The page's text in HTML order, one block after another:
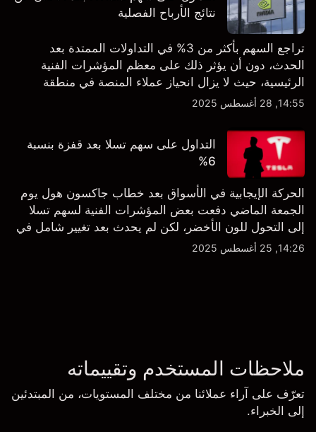
نتائج الأرباح الفصلية
تراجع السهم بأكثر من 3% في التداولات الممتدة بعد
الحدث، دون أن يؤثر ذلك على معظم المؤشرات الفنية
الرئيسية، حيث لا يزال انحياز عملاء المنصة في منطقة
الشراء المفرط.
14:55, 28 أغسطس 2025
التداول على سهم تسلا بعد قفزة بنسبة
6%
الحركة الإيجابية في الأسواق بعد خطاب جاكسون هول يوم
الجمعة الماضي دفعت بعض المؤشرات الفنية لسهم تسلا
إلى التحول للون الأخضر، لكن لم يحدث بعد تغيير شامل في
النظرة الفنية سواء على الإطار اليومي أو الأسبوعي.
14:26, 25 أغسطس 2025
ملاحظات المستخدم وتقييماته
تعرّف على آراء عملائنا من مختلف المستويات، من المبتدئين
إلى الخبراء.